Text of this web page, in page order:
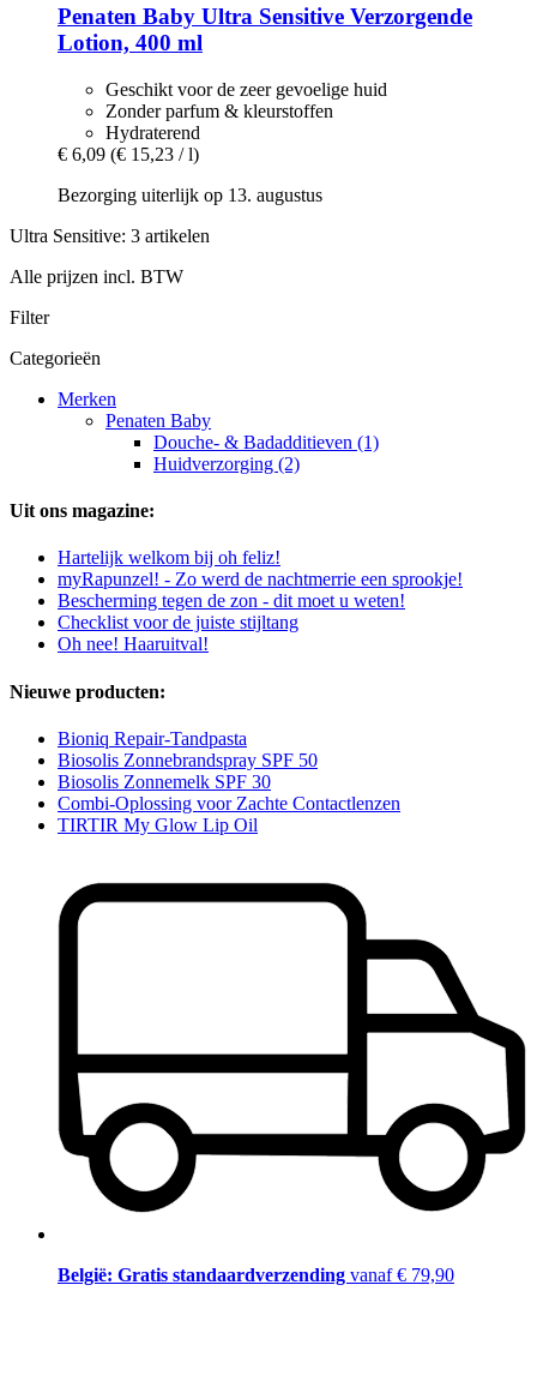
Penaten Baby Ultra Sensitive Verzorgende
Lotion, 400 ml
Geschikt voor de zeer gevoelige huid
Zonder parfum & kleurstoffen
Hydraterend
€ 6,09 (€ 15,23 / l)
Bezorging uiterlijk op 13. augustus
Ultra Sensitive: 3 artikelen
Alle prijzen incl. BTW
Filter
Categorieën
Merken
Penaten Baby
Douche- & Badadditieven (1)
Huidverzorging (2)
Uit ons magazine:
Hartelijk welkom bij oh feliz!
myRapunzel! - Zo werd de nachtmerrie een sprookje!
Bescherming tegen de zon - dit moet u weten!
Checklist voor de juiste stijltang
Oh nee! Haaruitval!
Nieuwe producten:
Bioniq Repair-Tandpasta
Biosolis Zonnebrandspray SPF 50
Biosolis Zonnemelk SPF 30
Combi-Oplossing voor Zachte Contactlenzen
TIRTIR My Glow Lip Oil
België: Gratis standaardverzending vanaf € 79,90